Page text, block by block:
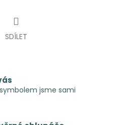
SDÍLET
jsme sami